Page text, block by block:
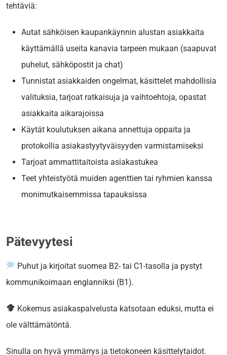
tehtäviä:
Autat sähköisen kaupankäynnin alustan asiakkaita
käyttämällä useita kanavia tarpeen mukaan (saapuvat
puhelut, sähköpostit ja chat)
Tunnistat asiakkaiden ongelmat, käsittelet mahdollisia
valituksia, tarjoat ratkaisuja ja vaihtoehtoja, opastat
asiakkaita aikarajoissa
Käytät koulutuksen aikana annettuja oppaita ja
protokollia asiakastyytyväisyyden varmistamiseksi
Tarjoat ammattitaitoista asiakastukea
Teet yhteistyötä muiden agenttien tai ryhmien kanssa
monimutkaisemmissa tapauksissa
Pätevyytesi
Puhut ja kirjoitat suomea B2- tai C1-tasolla ja pystyt
kommunikoimaan englanniksi (B1).
Kokemus asiakaspalvelusta katsotaan eduksi, mutta ei
ole välttämätöntä.
Sinulla on hyvä ymmärrys ja tietokoneen käsittelytaidot.